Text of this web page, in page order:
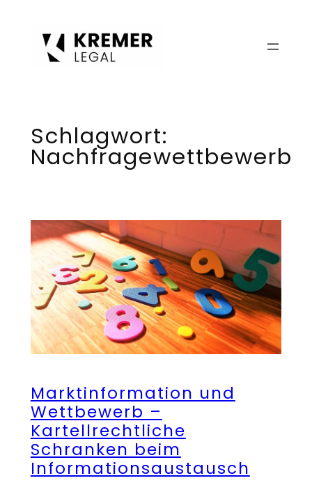
Schlagwort:
Nachfragewettbewerb
Marktinformation und
Wettbewerb –
Kartellrechtliche
Schranken beim
Informationsaustausch